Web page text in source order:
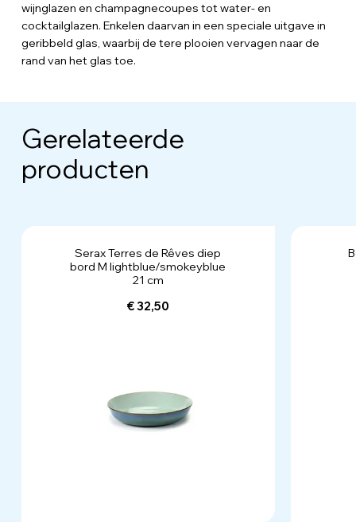
wijnglazen en champagnecoupes tot water- en
cocktailglazen. Enkelen daarvan in een speciale uitgave in
geribbeld glas, waarbij de tere plooien vervagen naar de
rand van het glas toe.
Gerelateerde
producten
Serax Terres de Rêves diep
bord M lightblue/smokeyblue
21 cm
€ 32,50